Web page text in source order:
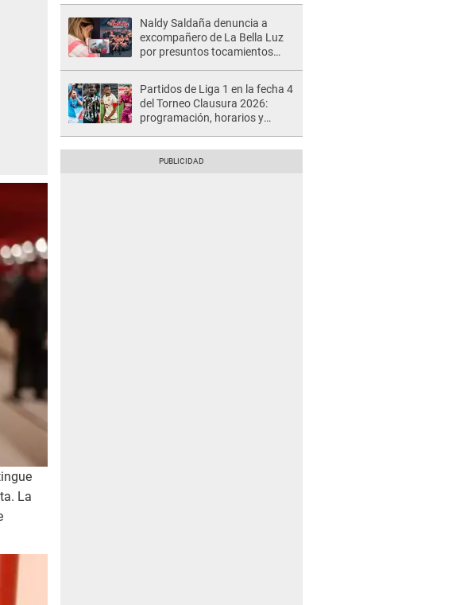
La
Naldy Saldaña denuncia a
excompañero de La Bella Luz
por presuntos tocamientos
Partidos de Liga 1 en la fecha 4
del Torneo Clausura 2026:
programación, horarios y